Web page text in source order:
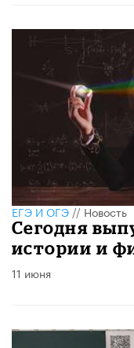
ЕГЭ И ОГЭ//Новость
Сегодня
истории и
11 июня